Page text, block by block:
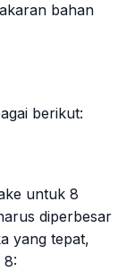
bahan
berikut:
untuk 8
diperbesar
yang tepat,
8: